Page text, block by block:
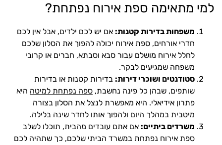
למי מתאימה ספת אירוח נפתחת?
משפחות בדירות קטנות: אם יש לכם ילדים, אבל אין לכם
חדרי אורחים, ספת אירוח יכולה להפוך את הסלון שלכם
לחלל אירוח מושלם עבור סבא וסבתא, חברים או קרובי
משפחה שמגיעים לבקר.
סטודנטים ושוכרי דירות: בדירות קטנות או בדירות
שותפים, שבהן כל פינה נחשבת, ספה נפתחת למיטה היא
פתרון אידיאלי. היא מאפשרת לנצל את הסלון בצורה
מיטבית במהלך היום ולהפוך אותו לחדר שינה בלילה.
משרדים ביתיים: אם אתם עובדים מהבית, תוכלו לשלב
ספת אירוח נפתחת במשרד הביתי שלכם, כך שתהיה לכם